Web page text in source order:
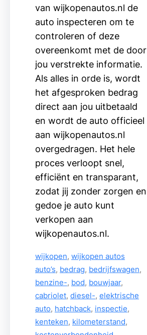
van wijkopenautos.nl de
auto inspecteren om te
controleren of deze
overeenkomt met de door
jou verstrekte informatie.
Als alles in orde is, wordt
het afgesproken bedrag
direct aan jou uitbetaald
en wordt de auto officieel
aan wijkopenautos.nl
overgedragen. Het hele
proces verloopt snel,
efficiënt en transparant,
zodat jij zonder zorgen en
gedoe je auto kunt
verkopen aan
wijkopenautos.nl.
wijkopen, wijkopen autos
auto’s, bedrag, bedrijfswagen
benzine-, bod, bouwjaar
cabriolet, diesel-, elektrische
auto, hatchback, inspectie
kenteken, kilometerstand